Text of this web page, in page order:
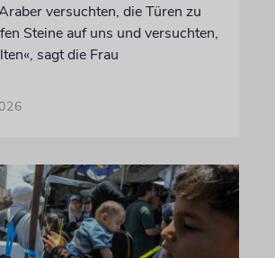
versuchten, die Türen zu
Steine auf uns und versuchten,
sagt die Frau